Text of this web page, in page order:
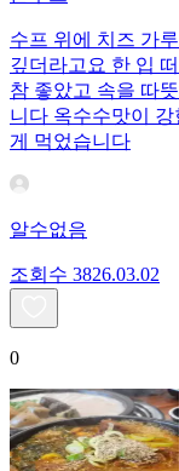
수프 위에 치즈 가
깊더라고요 ​한 입
참 좋았고 속을 따
니다 옥수수맛이
게 먹었습니다
알수없음
조회수 3826.03.02
0